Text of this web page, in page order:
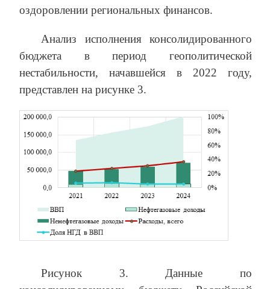
оздоровлении региональных финансов.
Анализ исполнения консолидированного
бюджета в период геополитической
нестабильности, начавшейся в 2022 году,
представлен на рисунке 3.
Рисунок 3. Данные по